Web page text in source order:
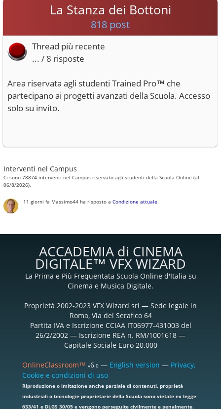
La Stanza dei Bottoni
818 post
Thread più recente
... / 8 risposte
Area riservata agli studenti Trained Pro™ che
partecipano ai progetti avanzati della Scuola. Accesso
solo su invito.
Interventi nel Campus
Ci sono 78874 interventi nel Campus riservato agli studenti della Scuola Online (al
06/8/2026).
11 giorni fa Massimo44ha risposto a Condizione attuale.
ACCADEMIA di CINEMA
DIGITALE™ VFX WIZARD
La Prima e Più Frequentata Scuola Online d'Italia su
Cinema e Musica Digitale.
Proprietà 2002-2023 VFX Wizard srl — Sede legale in
Roma, Via del Serafico 64
Partita IVA e Iscrizione CCIAA IT06977-431003 del
26/2/2002 — Iscrizione REA n. RM/1001618 —
Capitale Sociale Euro 20.000
OnlineClassroom™ v6.0— English version — Privacy,
Cookie e condizioni di uso
Riproduzione o imitazione anche parziale di contenuti, proprietà
industriali o tecnologie proprietarie della Scuola sono vietate ex legge
633/41 e DLGS 30/05 e vengono perseguite civilmente e penalmente.